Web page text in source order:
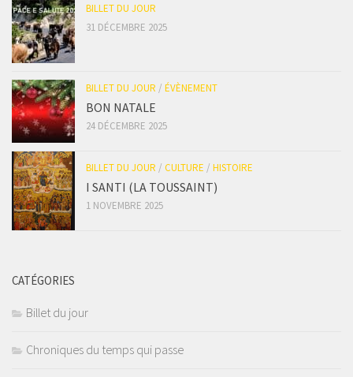
BILLET DU JOUR
31 DÉCEMBRE 2025
BILLET DU JOUR / ÉVÈNEMENT
BON NATALE
24 DÉCEMBRE 2025
BILLET DU JOUR / CULTURE / HISTOIRE
I SANTI (LA TOUSSAINT)
1 NOVEMBRE 2025
CATÉGORIES
Billet du jour
Chroniques du temps qui passe